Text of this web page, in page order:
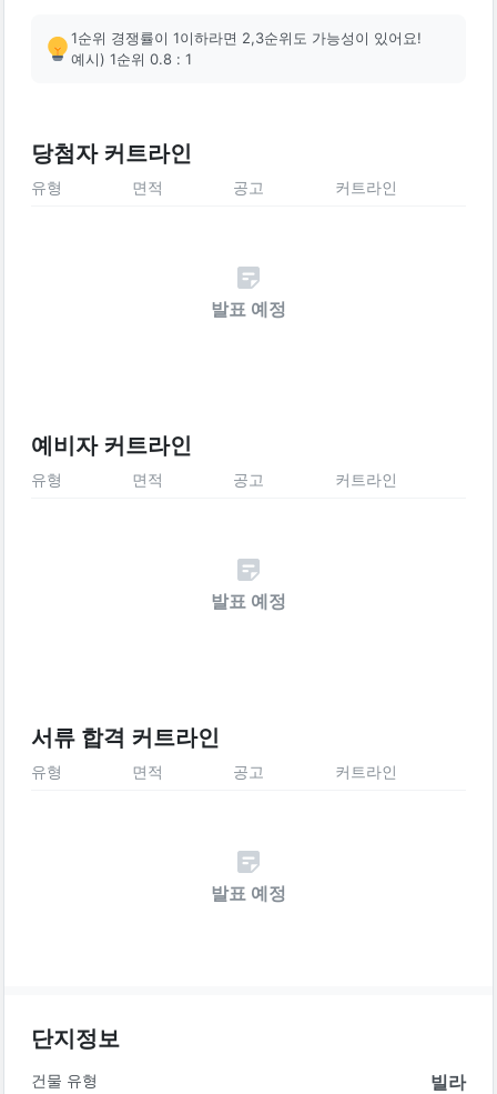
1순위 경쟁률이 1이하라면 2,3순위도 가능성이 있어요!
예시) 1순위 0.8 : 1
당첨자 커트라인
유형 면적 공고 커트라인
발표 예정
예비자 커트라인
유형 면적 공고 커트라인
발표 예정
서류 합격 커트라인
유형 면적 공고 커트라인
발표 예정
단지정보
건물 유형 빌라